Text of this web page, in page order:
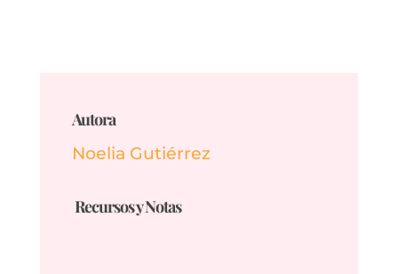
Autora
Noelia Gutiérrez
Recursos y Notas